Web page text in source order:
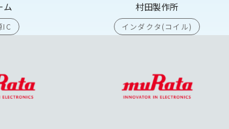
ム
IC
村田製作所
インダクタ(コイル)